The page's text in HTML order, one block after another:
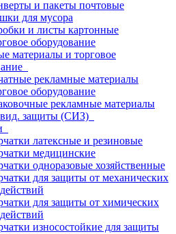
и пакеты почтовые
для мусора
и листы картонные
оборудование
материалы и торговое
рекламные материалы
оборудование
рекламные материалы
защиты (СИЗ)
латексные и резиновые
медицинские
одноразовые хозяйственные
для защиты от механических
для защиты от химических
износостойкие для защиты